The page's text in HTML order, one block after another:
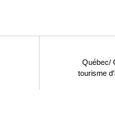
Québec/
tourisme